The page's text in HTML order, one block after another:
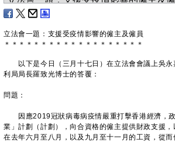
立法會一題：支援受疫情影響的僱主及僱員
＊ ＊ ＊ ＊ ＊ ＊ ＊ ＊ ＊ ＊ ＊ ＊ ＊ ＊ ＊ ＊ ＊ ＊ ＊
以下是今日（三月十七日）在立法會會議上吳永
利局局長羅致光博士的答覆：
問題：
因應2019冠狀病毒病疫情嚴重打擊香港經濟，
業」計劃（計劃），向合資格的僱主提供財政支援，
在去年六月至八月，以及九月至十一月的工資，從